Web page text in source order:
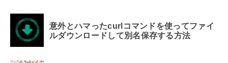
意外とハマったcurlコマンドを使ってファイ
ルダウンロードして別名保存する方法